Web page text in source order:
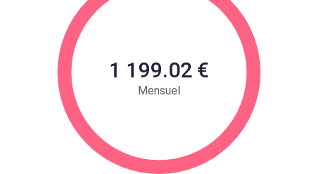
1 199.02 €
Mensuel